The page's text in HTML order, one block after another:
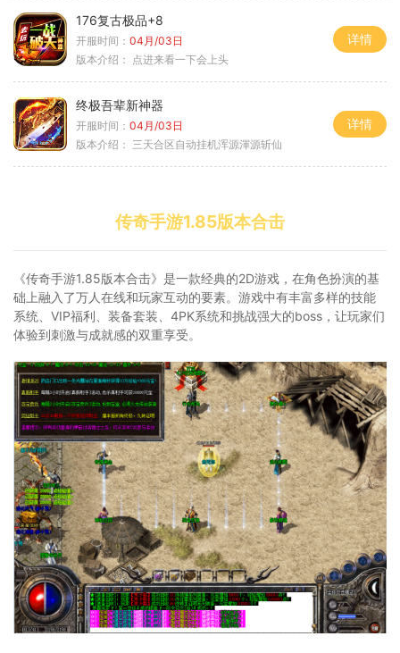
176复古极品+8
开服时间： 04月/03日
版本介绍： 点进来看一下会上头
详情
终极吾辈新神器
开服时间： 04月/03日
版本介绍： 三天合区自动挂机浑源渾源斩仙
详情
传奇手游1.85版本合击
《传奇手游1.85版本合击》是一款经典的2D游戏，在角色扮演的基
础上融入了万人在线和玩家互动的要素。游戏中有丰富多样的技能
系统、VIP福利、装备套装、4PK系统和挑战强大的boss，让玩家们
体验到刺激与成就感的双重享受。